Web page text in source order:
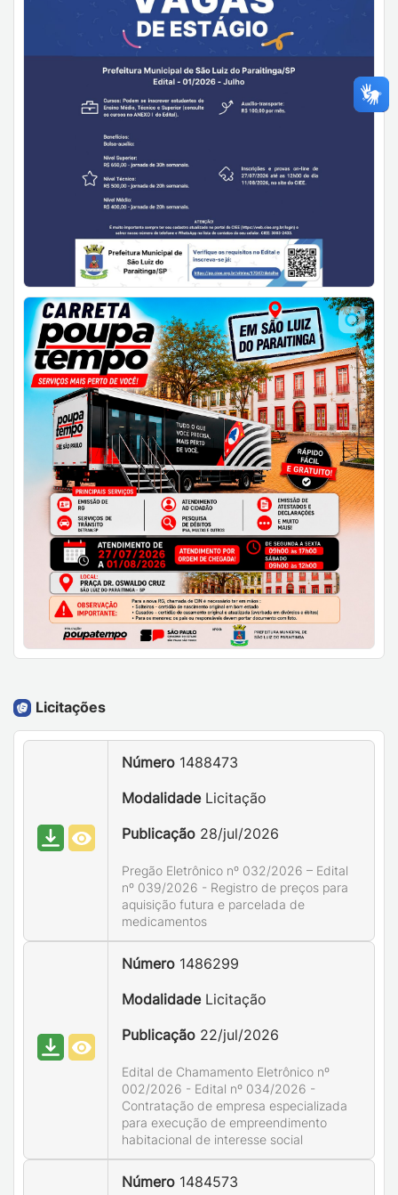
Licitações
Número 1488473
Modalidade Licitação
Publicação 28/jul/2026
Pregão Eletrônico nº 032/2026 – Edital
nº 039/2026 - Registro de preços para
aquisição futura e parcelada de
medicamentos
Número 1486299
Modalidade Licitação
Publicação 22/jul/2026
Edital de Chamamento Eletrônico nº
002/2026 - Edital nº 034/2026 -
Contratação de empresa especializada
para execução de empreendimento
habitacional de interesse social
Número 1484573